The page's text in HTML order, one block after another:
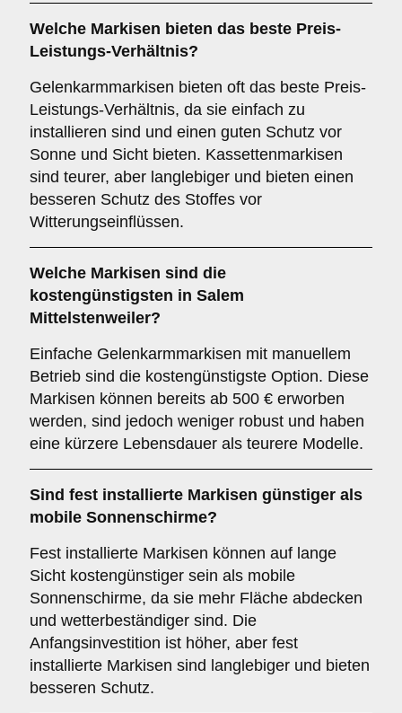
Welche Markisen bieten das beste Preis-
Leistungs-Verhältnis?
Gelenkarmmarkisen bieten oft das beste Preis-
Leistungs-Verhältnis, da sie einfach zu
installieren sind und einen guten Schutz vor
Sonne und Sicht bieten. Kassettenmarkisen
sind teurer, aber langlebiger und bieten einen
besseren Schutz des Stoffes vor
Witterungseinflüssen.
Welche Markisen sind die
kostengünstigsten in Salem
Mittelstenweiler?
Einfache Gelenkarmmarkisen mit manuellem
Betrieb sind die kostengünstigste Option. Diese
Markisen können bereits ab 500 € erworben
werden, sind jedoch weniger robust und haben
eine kürzere Lebensdauer als teurere Modelle.
Sind fest installierte Markisen günstiger als
mobile Sonnenschirme?
Fest installierte Markisen können auf lange
Sicht kostengünstiger sein als mobile
Sonnenschirme, da sie mehr Fläche abdecken
und wetterbeständiger sind. Die
Anfangsinvestition ist höher, aber fest
installierte Markisen sind langlebiger und bieten
besseren Schutz.